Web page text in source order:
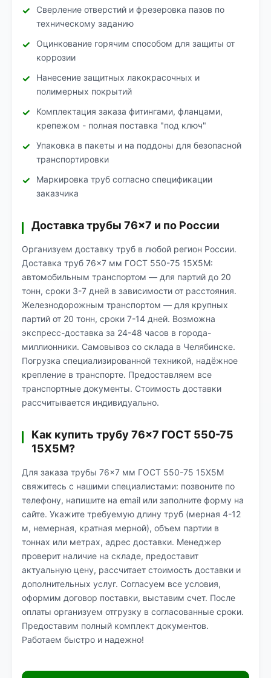
Сверление отверстий и фрезеровка пазов по
техническому заданию
Оцинкование горячим способом для защиты от
коррозии
Нанесение защитных лакокрасочных и
полимерных покрытий
Комплектация заказа фитингами, фланцами,
крепежом - полная поставка "под ключ"
Упаковка в пакеты и на поддоны для безопасной
транспортировки
Маркировка труб согласно спецификации
заказчика
Доставка трубы 76×7 и по России
Организуем доставку труб в любой регион России.
Доставка труб 76×7 мм ГОСТ 550-75 15Х5М:
автомобильным транспортом — для партий до 20
тонн, сроки 3-7 дней в зависимости от расстояния.
Железнодорожным транспортом — для крупных
партий от 20 тонн, сроки 7-14 дней. Возможна
экспресс-доставка за 24-48 часов в города-
миллионники. Самовывоз со склада в Челябинске.
Погрузка специализированной техникой, надёжное
крепление в транспорте. Предоставляем все
транспортные документы. Стоимость доставки
рассчитывается индивидуально.
Как купить трубу 76×7 ГОСТ 550-75
15Х5М?
Для заказа трубы 76×7 мм ГОСТ 550-75 15Х5М
свяжитесь с нашими специалистами: позвоните по
телефону, напишите на email или заполните форму на
сайте. Укажите требуемую длину труб (мерная 4-12
м, немерная, кратная мерной), объем партии в
тоннах или метрах, адрес доставки. Менеджер
проверит наличие на складе, предоставит
актуальную цену, рассчитает стоимость доставки и
дополнительных услуг. Согласуем все условия,
оформим договор поставки, выставим счет. После
оплаты организуем отгрузку в согласованные сроки.
Предоставим полный комплект документов.
Работаем быстро и надежно!